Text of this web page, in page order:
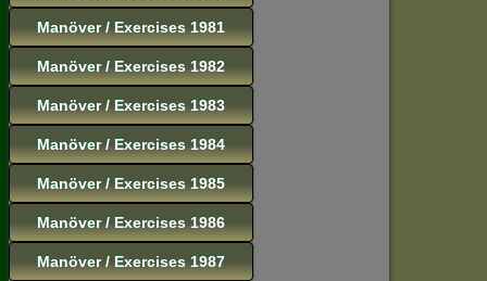
Manöver / Exercises 1981
Manöver / Exercises 1982
Manöver / Exercises 1983
Manöver / Exercises 1984
Manöver / Exercises 1985
Manöver / Exercises 1986
Manöver / Exercises 1987